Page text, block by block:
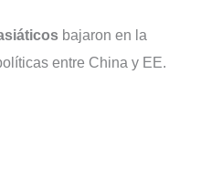
bajaron en la
entre China y EE.